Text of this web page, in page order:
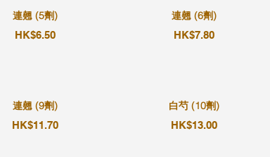
連翹 (5劑)
HK$6.50
連翹 (9劑)
HK$11.70
連翹 (6劑)
HK$7.80
白芍 (10劑)
HK$13.00